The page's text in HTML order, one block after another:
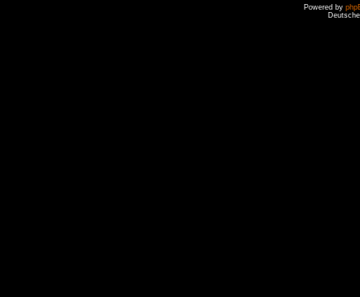
Powered by